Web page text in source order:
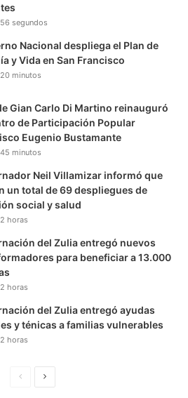
segundos
Nacional despliega el Plan de
y Vida en San Francisco
minutos
Gian Carlo Di Martino reinauguró
de Participación Popular
Eugenio Bustamante
minutos
Neil Villamizar informó que
un total de 69 despliegues de
social y salud
horas
del Zulia entregó nuevos
para beneficiar a 13.000
horas
del Zulia entregó ayudas
y ténicas a familias vulnerables
horas